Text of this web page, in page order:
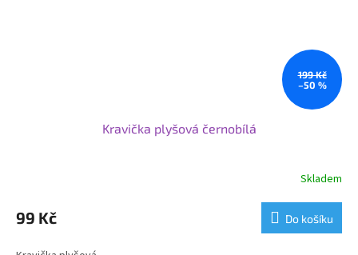
199 Kč
–50 %
Kravička plyšová černobílá
Skladem
99 Kč Do košíku